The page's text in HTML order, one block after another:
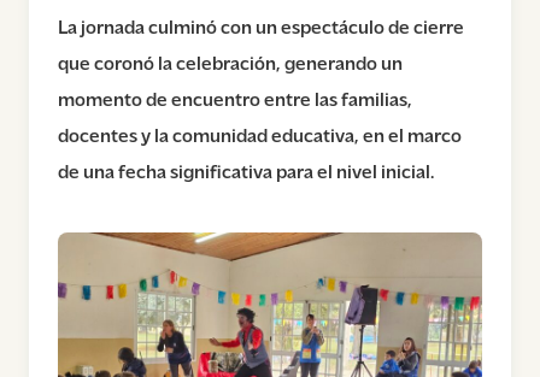
La jornada culminó con un espectáculo de cierre
que coronó la celebración, generando un
momento de encuentro entre las familias,
docentes y la comunidad educativa, en el marco
de una fecha significativa para el nivel inicial.